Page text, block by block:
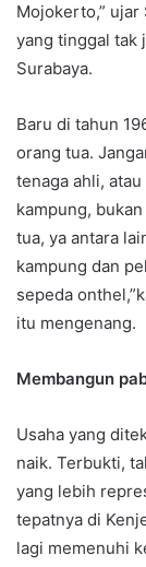
Mojokerto,” ujar
yang tinggal tak
Surabaya.
Baru di tahun
orang tua.
tenaga ahli, atau
kampung,
tua, ya antara
kampung dan
sepeda
itu mengenang.
Membangun
Usaha yang
naik. Terbukti,
yang lebih
tepatnya di
lagi memenuhi